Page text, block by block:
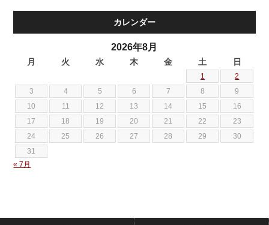
カレンダー
2026年8月
月 火 水 木 金 土 日
1
2
3
4 5 6 7 8
9
10
11 12 13 14 15
16
17
18 19 20 21 22
23
24
25 26 27 28 29
30
31
« 7月